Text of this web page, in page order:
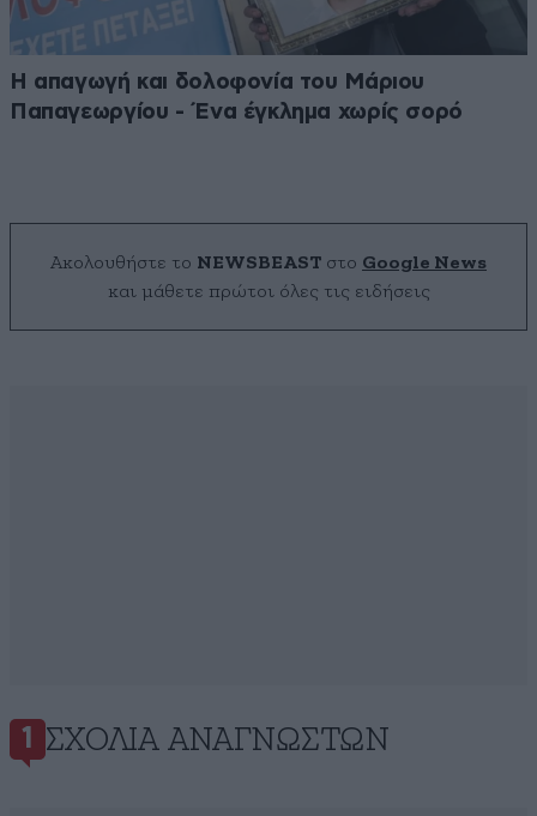
Η απαγωγή και δολοφονία του Μάριου
Παπαγεωργίου - Ένα έγκλημα χωρίς σορό
Ακολουθήστε το NEWSBEAST στο Google News
και μάθετε πρώτοι όλες τις ειδήσεις
1 ΣΧΌΛΙΑ ΑΝΑΓΝΩΣΤΏΝ